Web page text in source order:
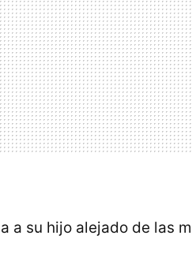
a su hijo alejado de las